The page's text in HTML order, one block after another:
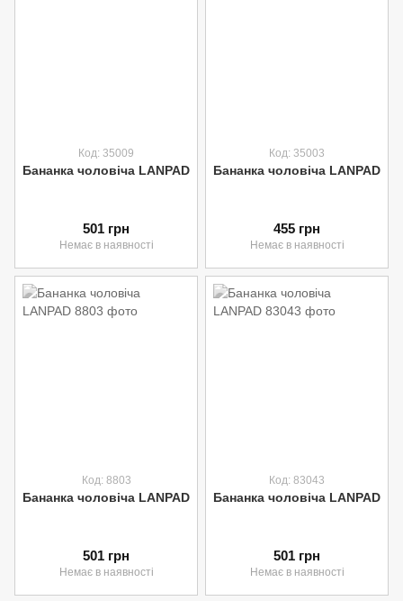
Код: 35009
Бананка чоловіча LANPAD
501 грн
Немає в наявності
Код: 35003
Бананка чоловіча LANPAD
455 грн
Немає в наявності
Код: 8803
Бананка чоловіча LANPAD
501 грн
Немає в наявності
Код: 83043
Бананка чоловіча LANPAD
501 грн
Немає в наявності